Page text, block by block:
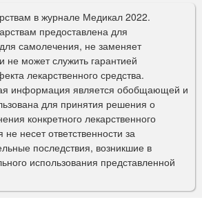
в журнале Медикал 2022.
предоставлена для
самолечения, не заменяет
не может служить гарантией
лекарственного средства.
информация является обобщающей и
для принятия решения о
конкретного лекарственного
несет ответственности за
последствия, возникшие в
использования представленной